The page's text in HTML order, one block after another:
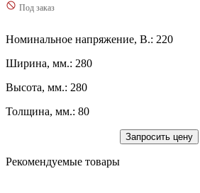
Под заказ
Номинальное напряжение, В.: 220
Ширина, мм.: 280
Высота, мм.: 280
Толщина, мм.: 80
Запросить цену
Рекомендуемые товары